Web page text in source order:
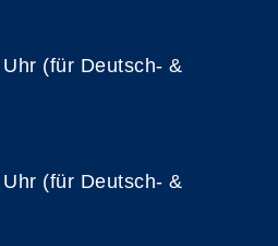
(für Deutsch- &
(für Deutsch- &